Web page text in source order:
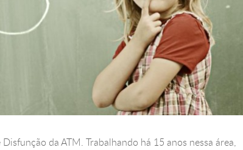
da ATM. Trabalhando há 15 anos nessa área,